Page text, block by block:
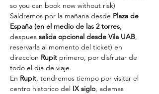
so you can book now without risk)
Saldremos por la mañana desde Plaza de
España (en el medio de las 2 torres,
despues salida opcional desde Vila UAB,
reservarla al momento del ticket) en
direccion Rupit primero, por disfrutar de
todo el dia de viaje.
En Rupit, tendremos tiempo por visitar el
centro historico del IX siglo, ademas